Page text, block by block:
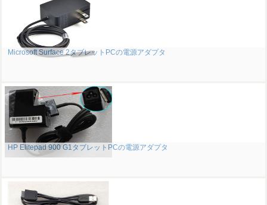
Microsoft Surface 2タブレットPCの電源アダプタ
HP Elitepad 900 G1タブレットPCの電源アダプタ